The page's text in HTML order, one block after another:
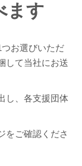
ます
お選びいただ
して当社にお送
し、各支援団体
をご確認くださ